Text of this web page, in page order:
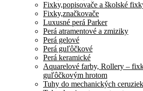
Fixky,popisovače a školské
Fixky,značkovače
Luxusné perá Parker
Perá atramentové a zmiziky
Perá gelové
Perá guľôčkové
Perá keramické
Aquarelové farby, Rollery –
guľôčkovým hrotom
Tuhy do mechanických